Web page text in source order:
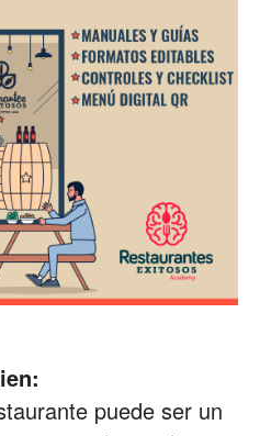
puede ser un